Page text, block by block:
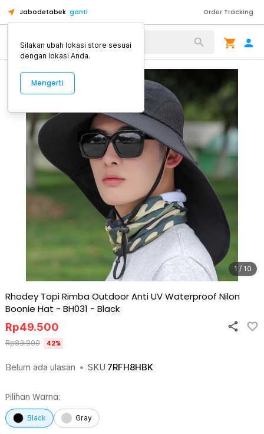
Jabodetabek ganti Order Tracking
Alat Kopi
1 / 10
Rhodey Topi Rimba Outdoor Anti UV Waterproof Nilon
Boonie Hat - BH031 - Black
Belum ada ulasan • SKU 7RFH8HBK
Rp49.500
Rp83.900 42%
Pilihan Warna:
Black Gray
Silakan ubah lokasi store sesuai
dengan lokasi Anda.
Mengerti